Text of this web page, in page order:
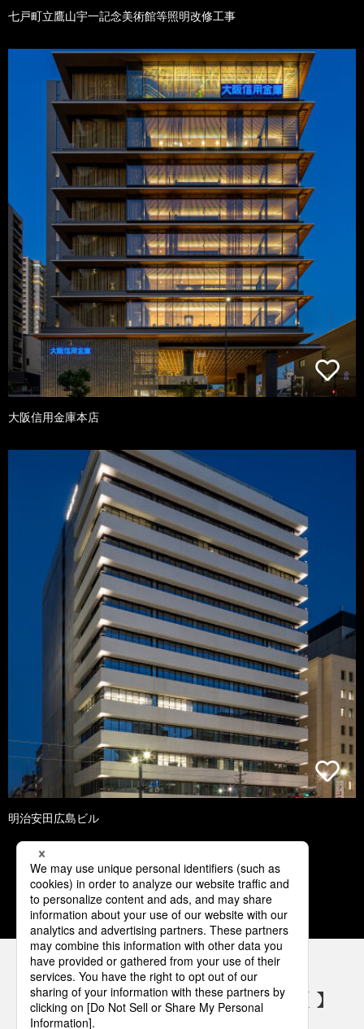
七戸町立鷹山宇一記念美術館等照明改修工事
大阪信用金庫本店
明治安田広島ビル
1 2 3 4 5
パナソニックの電気設備 SNSアカウント